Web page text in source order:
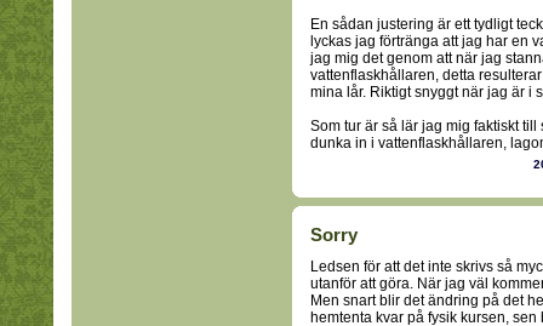
En sådan justering är ett tydligt
lyckas jag förtränga att jag har en
jag mig det genom att när jag
vattenflaskhållaren, detta
mina lår. Riktigt snyggt när jag är i
Som tur är så lär jag mig faktiskt
dunka in i vattenflaskhållaren,
Sorry
Ledsen för att det inte skrivs så
utanför att göra. När jag väl
Men snart blir det ändring på det
hemtenta kvar på fysik kursen,